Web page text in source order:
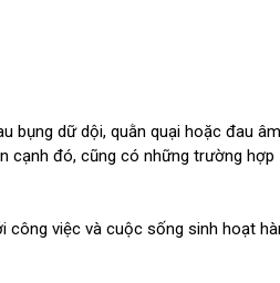
bụng dữ dội, quằn quại hoặc đau
cạnh đó, cũng có những trường hợp
công việc và cuộc sống sinh hoạt